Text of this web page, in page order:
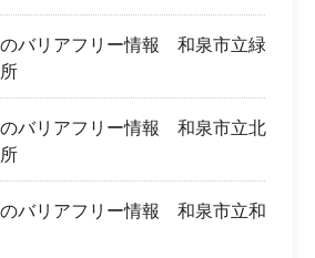
バリアフリー情報 和泉市立緑
バリアフリー情報 和泉市立北
バリアフリー情報 和泉市立和